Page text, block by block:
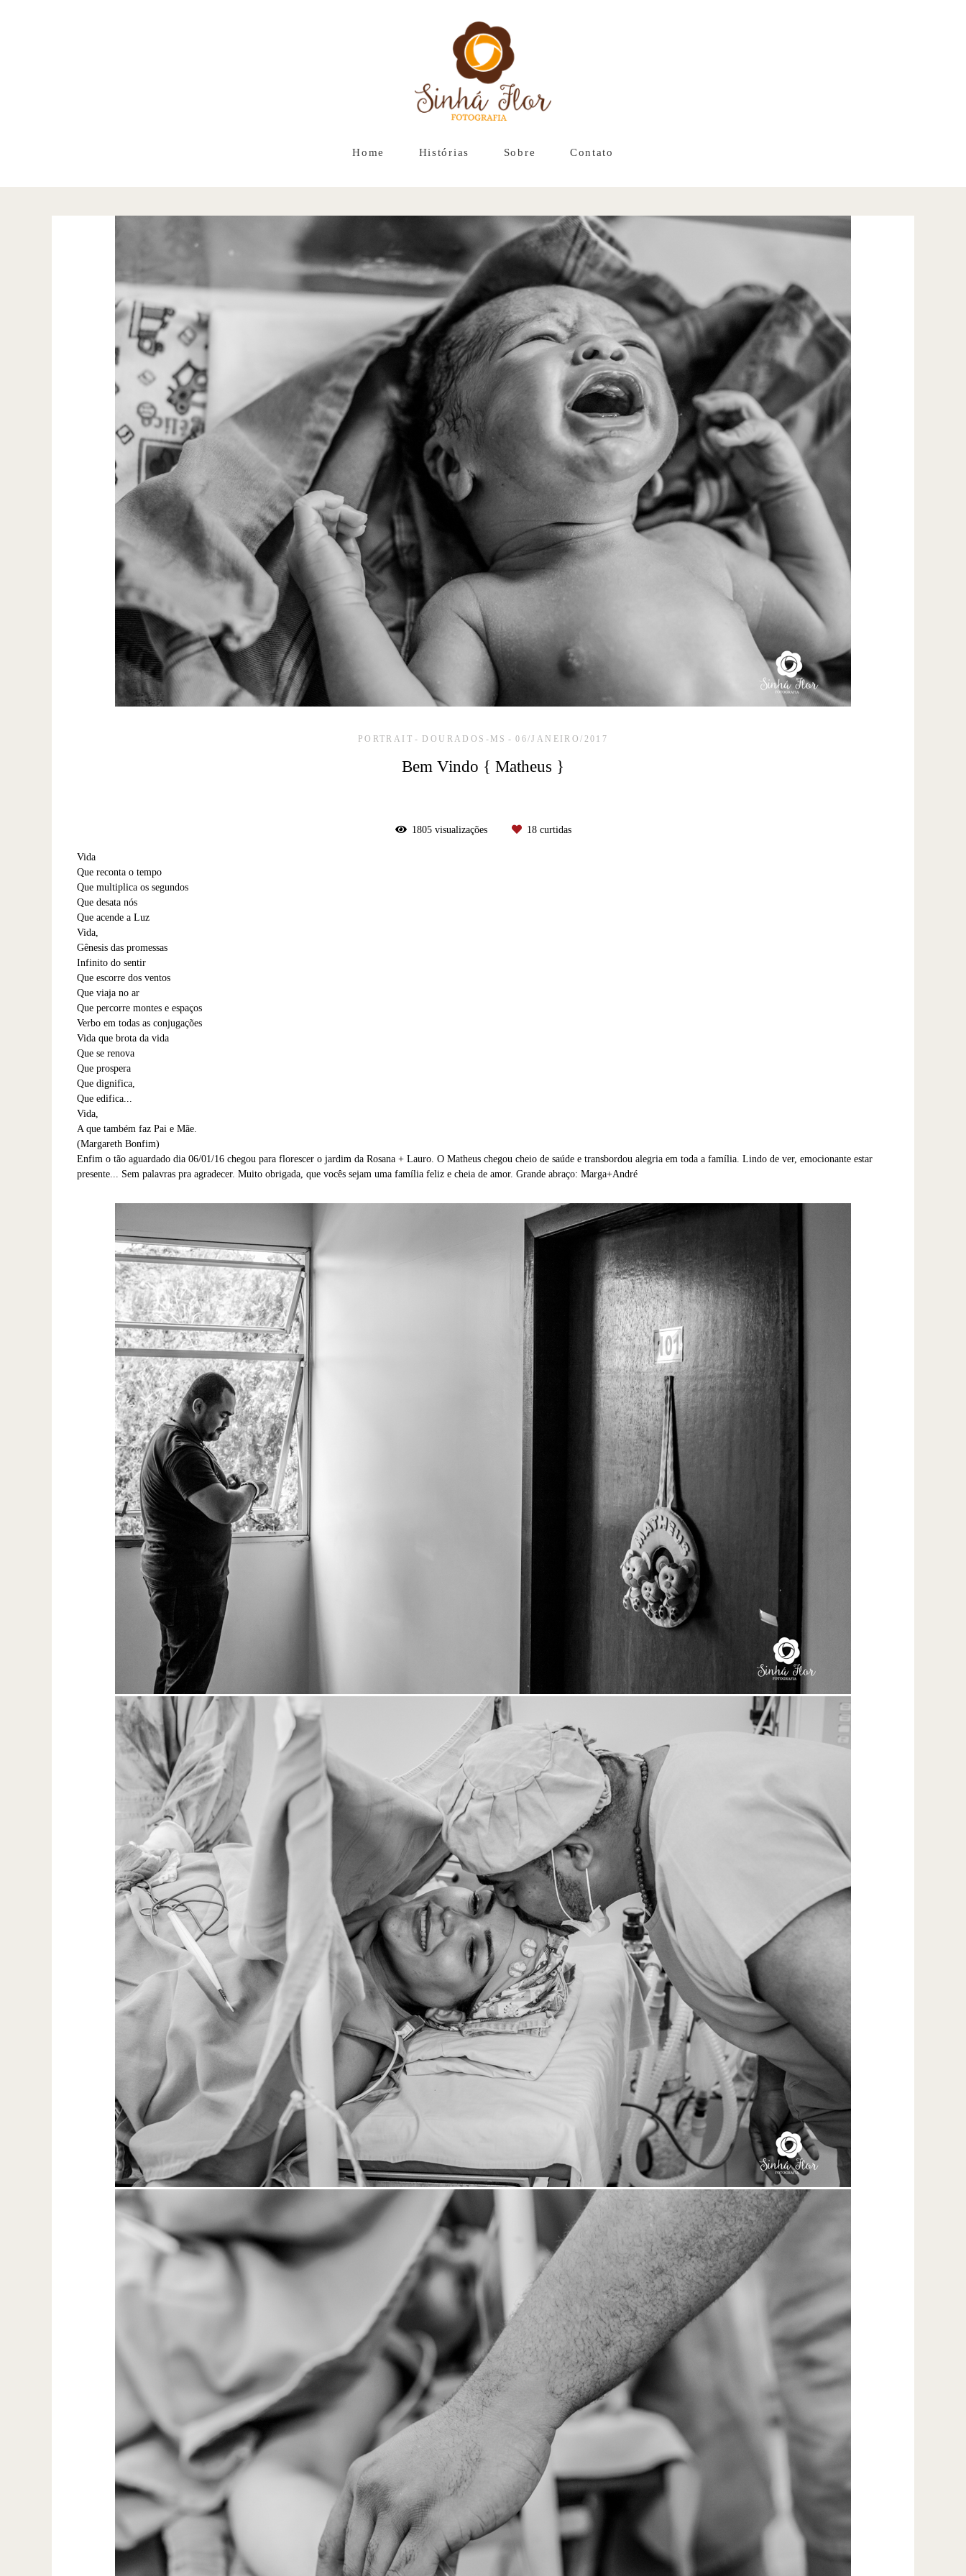
Home Histórias Sobre Contato
PORTRAIT DOURADOS-MS 06/JANEIRO/2017
Bem Vindo { Matheus }
1805visualizações 18curtidas
Vida
Que reconta o tempo
Que multiplica os segundos
Que desata nós
Que acende a Luz
Vida,
Gênesis das promessas
Infinito do sentir
Que escorre dos ventos
Que viaja no ar
Que percorre montes e espaços
Verbo em todas as conjugações
Vida que brota da vida
Que se renova
Que prospera
Que dignifica,
Que edifica...
Vida,
A que também faz Pai e Mãe.
(Margareth Bonfim)
Enfim o tão aguardado dia 06/01/16 chegou para florescer o jardim da Rosana + Lauro. O Matheus chegou cheio de saúde e transbordou alegria em toda a família. Lindo de ver, emocionante estar
presente... Sem palavras pra agradecer. Muito obrigada, que vocês sejam uma família feliz e cheia de amor. Grande abraço: Marga+André